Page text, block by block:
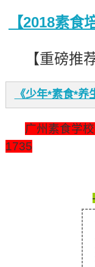
【2018素食
【重磅推
《少年*素食*养
广州素食学
1735